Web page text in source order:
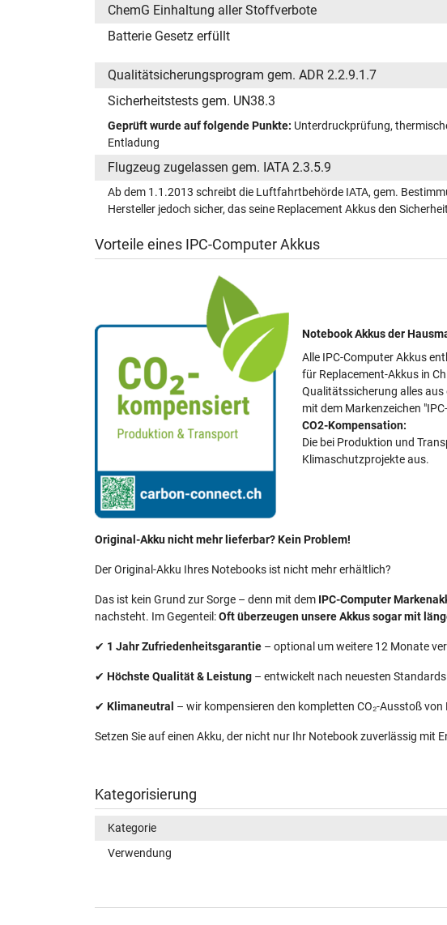
ChemG Einhaltung aller Stoffverbote
Batterie Gesetz erfüllt
Qualitätsicherungsprogram gem. ADR 2.2.9.1.7
Sicherheitstests gem. UN38.3
Geprüft wurde auf folgende Punkte: Unterdruckprüfung,
Entladung
Flugzeug zugelassen gem. IATA 2.3.5.9
Ab dem 1.1.2013 schreibt die Luftfahrtbehörde IATA, gem.
Hersteller jedoch sicher, das seine Replacement Akkus den
Vorteile eines IPC-Computer Akkus
Notebook Akkus der
Alle IPC-Computer Akkus
für Replacement-Akkus in
Qualitätssicherung alles aus
mit dem Markenzeichen
CO2-Kompensation:
Die bei Produktion und
Klimaschutzprojekte aus.
Original-Akku nicht mehr lieferbar? Kein Problem!
Der Original-Akku Ihres Notebooks ist nicht mehr erhältlich?
Das ist kein Grund zur Sorge – denn mit dem IPC-Computer
nachsteht. Im Gegenteil:Oft überzeugen unsere Akkus sogar mit
✔ 1 Jahr Zufriedenheitsgarantie – optional um weitere 12 Monate
✔ Höchste Qualität & Leistung – entwickelt nach neuesten Standards
✔ Klimaneutral – wir kompensieren den kompletten CO₂-Ausstoß
Setzen Sie auf einen Akku, der nicht nur Ihr Notebook zuverlässig mit
Kategorisierung
Kategorie
Verwendung